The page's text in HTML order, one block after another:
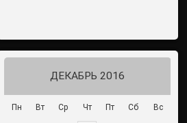
ДЕКАБРЬ 2016
Пн Вт Ср Чт Пт Сб Вс